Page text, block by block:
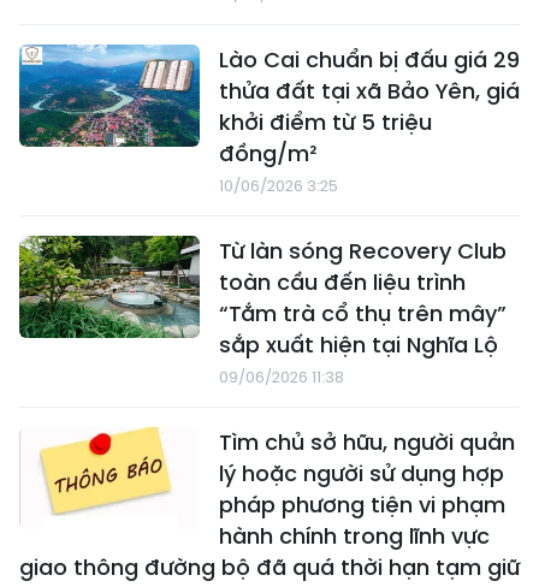
Lào Cai chuẩn bị đấu giá 29
thửa đất tại xã Bảo Yên, giá
khởi điểm từ 5 triệu
đồng/m²
10/06/2026 3:25
Từ làn sóng Recovery Club
toàn cầu đến liệu trình
“Tắm trà cổ thụ trên mây”
sắp xuất hiện tại Nghĩa Lộ
09/06/2026 11:38
Tìm chủ sở hữu, người quản
lý hoặc người sử dụng hợp
pháp phương tiện vi phạm
hành chính trong lĩnh vực
giao thông đường bộ đã quá thời hạn tạm giữ